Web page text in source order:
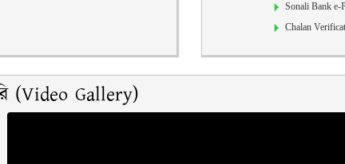
Sonali Bank e-
Chalan
(Video Gallery)